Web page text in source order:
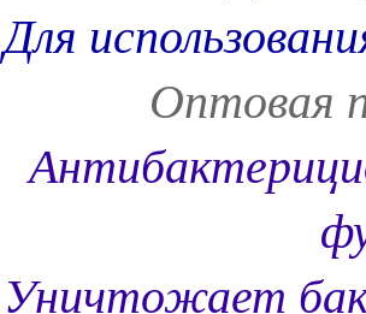
Для
Оптовая
Уничтожает